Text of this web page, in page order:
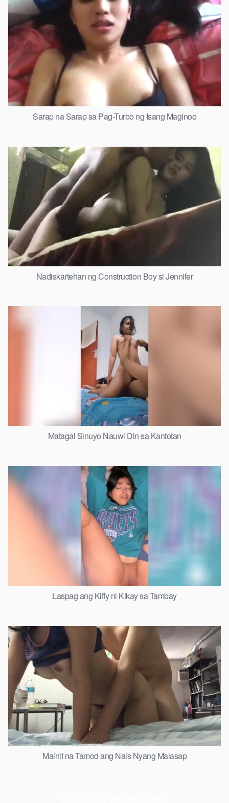
Sarap na Sarap sa Pag-Turbo ng Isang Maginoo
Nadiskartehan ng Construction Boy si Jennifer
Matagal Sinuyo Nauwi Din sa Kantotan
Laspag ang Kiffy ni Kikay sa Tambay
Mainit na Tamod ang Nais Nyang Malasap